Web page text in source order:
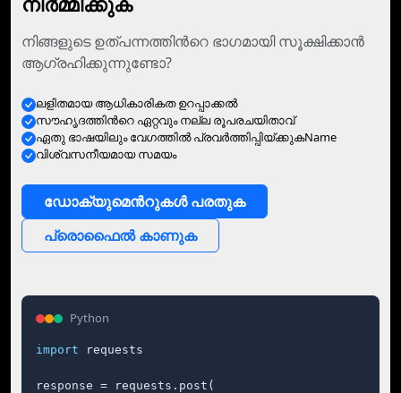
നിങ്ങളുടെ ഉത്‌പന്നത്തിന്‍റെ ഭാഗമായി സൂക്ഷിക്കാൻ
ആഗ്രഹിക്കുന്നുണ്ടോ?
ലളിതമായ ആധികാരികത ഉറപ്പാക്കല്‍
സൗഹൃദത്തിന്‍റെ ഏറ്റവും നല്ല രൂപരചയിതാവ്‌
ഏതു ഭാഷയിലും വേഗത്തില്‍ പ്രവര്‍ത്തിപ്പിയ്ക്കുകName
വിശ്വസനീയമായ സമയം
ഡോക്യുമെന്‍റുകള്‍ പരതുക
പ്രൊഫൈല്‍ കാണുക
Python
import requests
response = requests.post(